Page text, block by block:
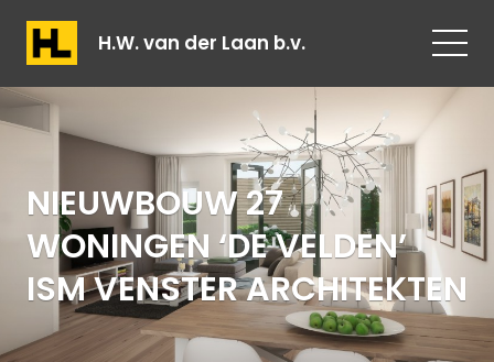
H.W. van der Laan b.v.
NIEUWBOUW 27
WONINGEN ‘DE VELDEN’
ISM VENSTER ARCHITEKTEN